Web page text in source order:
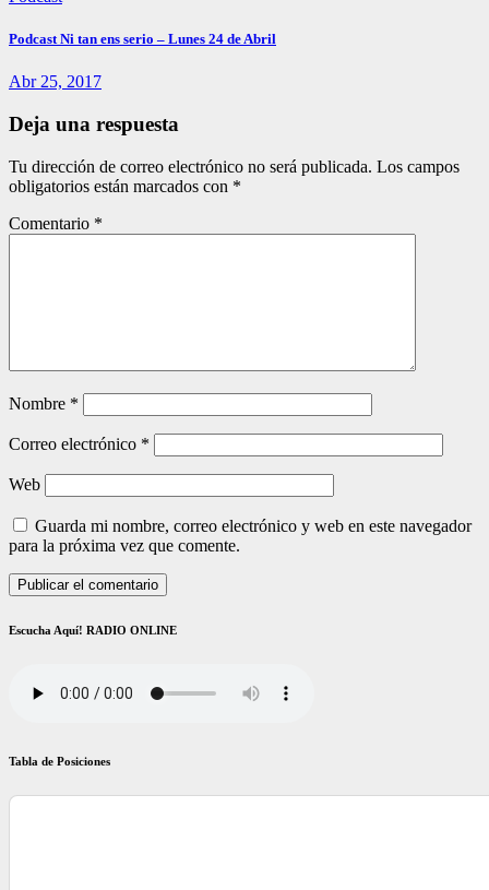
Podcast Ni tan ens serio – Lunes 24 de Abril
Abr 25, 2017
Deja una respuesta
Tu dirección de correo electrónico no será publicada. Los campos
obligatorios están marcados con *
Comentario *
Nombre *
Correo electrónico *
Web
Guarda mi nombre, correo electrónico y web en este navegador
para la próxima vez que comente.
Escucha Aquí! RADIO ONLINE
Tabla de Posiciones